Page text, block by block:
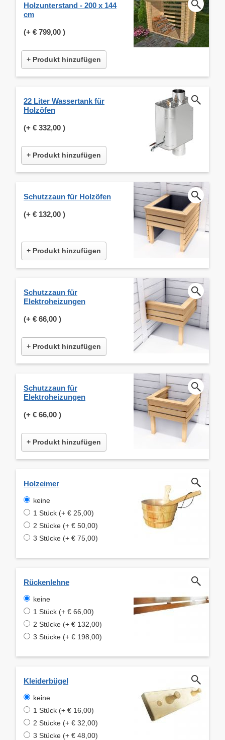
Holzunterstand - 200 x 144
cm
(+ € 799,00 )
+ Produkt hinzufügen
22 Liter Wassertank für
Holzöfen
(+ € 332,00 )
+ Produkt hinzufügen
Schutzzaun für Holzöfen
(+ € 132,00 )
+ Produkt hinzufügen
Schutzzaun für
Elektroheizungen
(+ € 66,00 )
+ Produkt hinzufügen
Schutzzaun für
Elektroheizungen
(+ € 66,00 )
+ Produkt hinzufügen
Holzeimer
keine
1 Stück (+ € 25,00)
2 Stücke (+ € 50,00)
3 Stücke (+ € 75,00)
Rückenlehne
keine
1 Stück (+ € 66,00)
2 Stücke (+ € 132,00)
3 Stücke (+ € 198,00)
Kleiderbügel
keine
1 Stück (+ € 16,00)
2 Stücke (+ € 32,00)
3 Stücke (+ € 48,00)